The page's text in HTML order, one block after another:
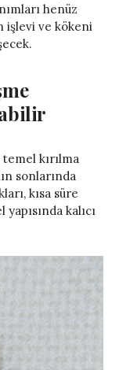
henüz
işlevi ve kökeni
kırılma
sonlarında
kısa süre
kalıcı